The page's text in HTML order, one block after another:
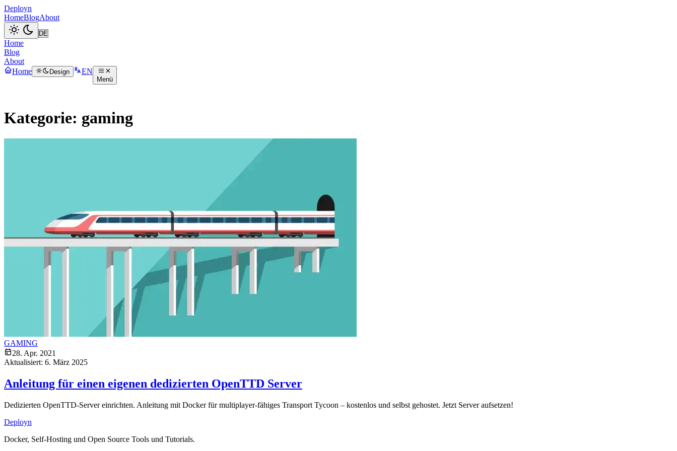
Deployn
HomeBlogAbout
Home
Blog
About
Home
Design EN
Menü
Kategorie: gaming
GAMING
28. Apr. 2021
Aktualisiert: 6. März 2025
Anleitung für einen eigenen dedizierten OpenTTD Server
Dedizierten OpenTTD-Server einrichten. Anleitung mit Docker für multiplayer-fähiges Transport Tycoon – kostenlos und selbst gehostet. Jetzt Server aufsetzen!
Deployn
Docker, Self-Hosting und Open Source Tools und Tutorials.